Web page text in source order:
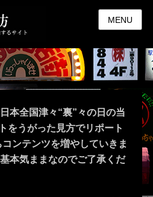
MENU
本全国津々“裏”々の日の当
をうがった見方でリポート
ンテンツを増やしていきま
本気ままなのでご了承くだ